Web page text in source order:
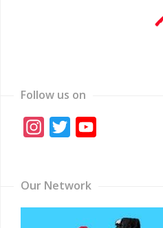
Follow us on
Instagram
Twitter
Our Network